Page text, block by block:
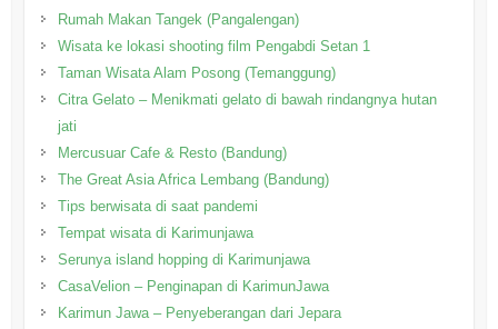
Rumah Makan Tangek (Pangalengan)
Wisata ke lokasi shooting film Pengabdi Setan 1
Taman Wisata Alam Posong (Temanggung)
Citra Gelato – Menikmati gelato di bawah rindangnya hutan
jati
Mercusuar Cafe & Resto (Bandung)
The Great Asia Africa Lembang (Bandung)
Tips berwisata di saat pandemi
Tempat wisata di Karimunjawa
Serunya island hopping di Karimunjawa
CasaVelion – Penginapan di KarimunJawa
Karimun Jawa – Penyeberangan dari Jepara